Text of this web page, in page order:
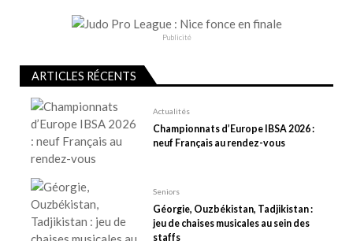
l
’
Publicité
ARTICLES RÉCENTS
Actualités
Championnats d’Europe IBSA 2026 :
neuf Français au rendez-vous
Seniors
Géorgie, Ouzbékistan, Tadjikistan :
jeu de chaises musicales au sein des
staffs